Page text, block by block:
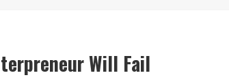
Will Fail